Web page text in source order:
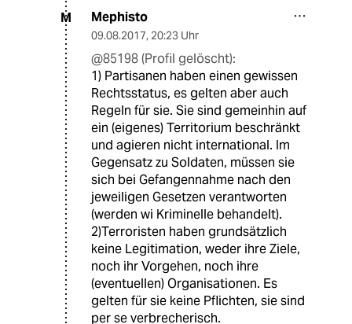
M Mephisto
09.08.2017, 20:23 Uhr
@85198 (Profil gelöscht):
1) Partisanen haben einen gewissen
Rechtsstatus, es gelten aber auch
Regeln für sie. Sie sind gemeinhin auf
ein (eigenes) Territorium beschränkt
und agieren nicht international. Im
Gegensatz zu Soldaten, müssen sie
sich bei Gefangennahme nach den
jeweiligen Gesetzen verantworten
(werden wi Kriminelle behandelt).
2)Terroristen haben grundsätzlich
keine Legitimation, weder ihre Ziele,
noch ihr Vorgehen, noch ihre
(eventuellen) Organisationen. Es
gelten für sie keine Pflichten, sie sind
per se verbrecherisch.